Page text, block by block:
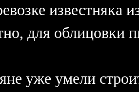
известняка
для облицовки
уже умели